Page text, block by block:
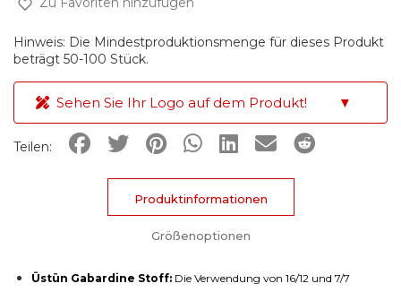
Hinweis: Die Mindestproduktionsmenge für dieses Produkt
beträgt 50-100 Stück.
Sehen Sie Ihr Logo auf dem Produkt! ▼
Teilen:
Produktinformationen
Größenoptionen
Üstün Gabardine Stoff: Die Verwendung von 16/12 und 7/7